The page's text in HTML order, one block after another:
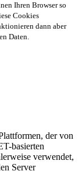
Ihren Browser so
Cookies
dann aber
Daten.
der von
basierten
verwendet,
Server